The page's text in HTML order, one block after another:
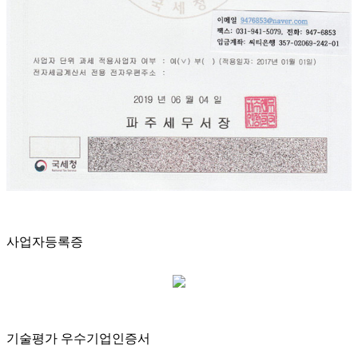
사업자등록증
기술평가 우수기업인증서